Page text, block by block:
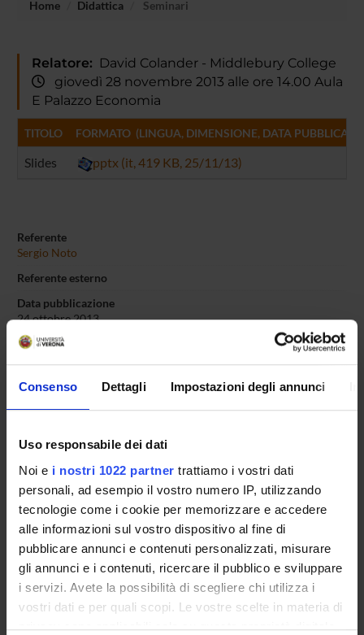
Consenso Dettagli Impostazioni degli annunci
Uso responsabile dei dati
Noi e i nostri 1022 partner trattiamo i vostri dati
personali, ad esempio il vostro numero IP, utilizzando
tecnologie come i cookie per memorizzare e accedere
alle informazioni sul vostro dispositivo al fine di
pubblicare annunci e contenuti personalizzati, misurare
gli annunci e i contenuti, ricercare il pubblico e sviluppare
i servizi. Avete la possibilità di scegliere chi utilizza i
vostri dati e per quali scopi. Le vostre scelte in materia di
privacy sono applicabili solo su questa proprietà digitale
Home Didattica Seminari
Relatore: David Colander - Middlebury College
giovedì 28 novembre 2013 alle ore 14.00 Aula
E Palazzo Economia
TITOLO FORMATO (LINGUA, DIMENSIONE, DATA
Slides pptx (it, 419 KB, 25/11/13)
Referente
Sergio Noto
Referente esterno
Data pubblicazione
24 ottobre 2013
OFFERTA FORMATIVA
CORSI DI STUDIO
DOTTORATI, MASTER E FORMAZIONE SUPERIORE
Contatti
Persone
Luoghi
Calendario